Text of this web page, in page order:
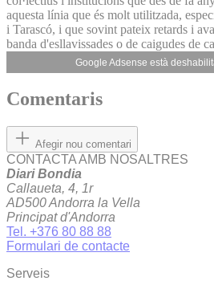
aquesta línia que és molt utilitzada,
i Tarascó, i que sovint pateix retards i
banda d'esllavissades o de caigudes de
Google Adsense està
Comentaris
Afegir nou comentari
CONTACTA AMB NOSALTRES
Diari Bondia
Callaueta, 4, 1r
AD500 Andorra la Vella
Principat d'Andorra
Tel. +376 80 88 88
Formulari de contacte
Serveis